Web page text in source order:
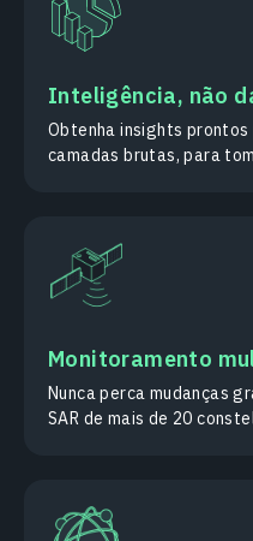
Inteligência, não
Obtenha insights prontos
camadas brutas, para
Monitoramento
Nunca perca mudanças
SAR de mais de 20